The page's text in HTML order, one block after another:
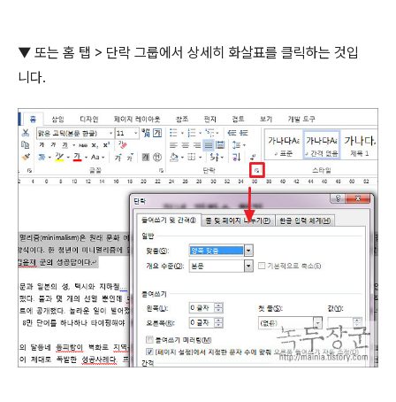
▼ 또는 홈 탭 > 단락 그룹에서 상세히 화살표를 클릭하는 것입
니다.